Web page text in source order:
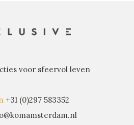
voor sfeervol leven
+31 (0)297 583352